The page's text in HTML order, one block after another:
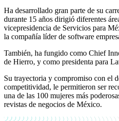
Ha desarrollado gran parte de su
durante 15 años dirigió diferentes
vicepresidencia de Servicios para
la compañía líder de software
También, ha fungido como Chief
de Hierro, y como presidenta para
Su trayectoria y compromiso con el
competitividad, le permitieron ser
una de las 100 mujeres más
revistas de negocios de México.